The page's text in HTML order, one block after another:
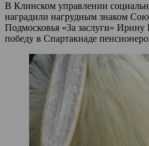
В Клинском управлении
наградили нагрудным знаком
Подмосковья «За заслуги»
победу в Спартакиаде